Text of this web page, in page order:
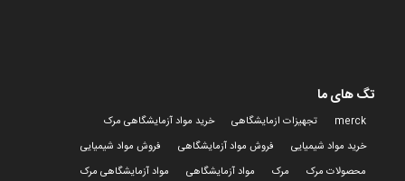
تگ های ما
merck تجهیزات ازمایشگاهی
خرید مواد آزمایشگاهی مرک
خرید مواد شیمیایی
فروش مواد آزمایشگاهی
فروش مواد شیمیایی
محصولات مرک
مرک مواد آزمایشگاهی
مواد آزمایشگاهی مرک